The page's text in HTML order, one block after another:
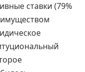
ставки (79%